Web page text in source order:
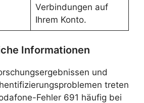
Verbindungen auf
Ihrem Konto.
Informationen
und
treten
Fehler 691 häufig bei